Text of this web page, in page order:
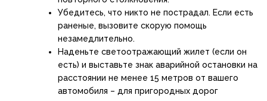
Убедитесь, что никто не пострадал. Если есть
раненые, вызовите скорую помощь
незамедлительно.
Наденьте светоотражающий жилет (если он
есть) и выставьте знак аварийной остановки на
расстоянии не менее 15 метров от вашего
автомобиля – для пригородных дорог